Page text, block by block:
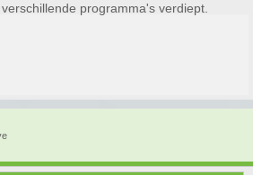
programma's verdiept.